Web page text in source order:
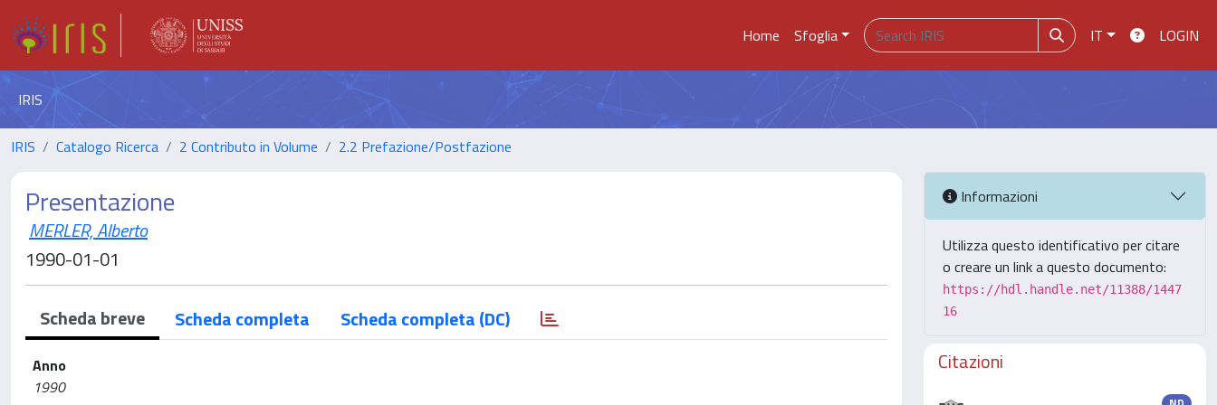
Home Sfoglia IT LOGIN
IRIS
IRIS Catalogo Ricerca 2 Contributo in Volume 2.2 Prefazione/Postfazione
Presentazione
MERLER, Alberto
1990-01-01
Scheda breve Scheda completa Scheda completa (DC)
Anno
1990
Informazioni
Utilizza questo identificativo per citare
o creare un link a questo documento:
https://hdl.handle.net/11388/1447
16
Citazioni